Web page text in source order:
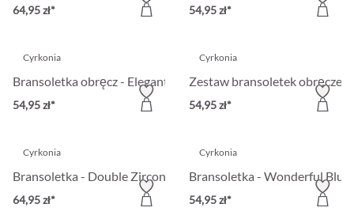
64,95 zł* 54,95 zł*
Cyrkonia
Bransoletka obręcz - Elegant Shine
54,95 zł*
Cyrkonia
Zestaw bransoletek obręcze -
54,95 zł*
Cyrkonia
Bransoletka - Double Zirconia
64,95 zł*
Cyrkonia
Bransoletka - Wonderful
54,95 zł*